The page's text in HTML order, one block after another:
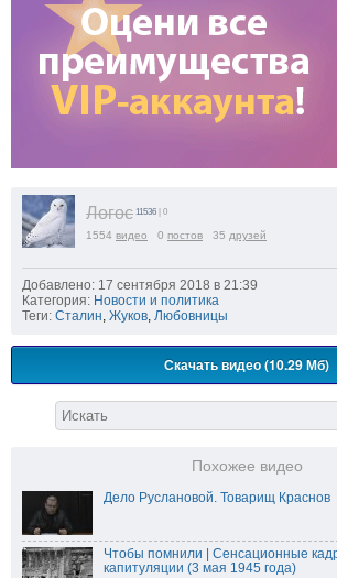
Логос 11536 | 0
1554 видео 0 постов 35 друзей
Добавлено: 17 сентября 2018 в 21:39
Категория: Новости и политика
Теги: Сталин, Жуков, Любовницы
Скачать видео (10.29 Мб)
Похожее видео
Дело Руслановой. Товарищ Краснов
Чтобы помнили | Сенсационные
капитуляции (3 мая 1945 года)